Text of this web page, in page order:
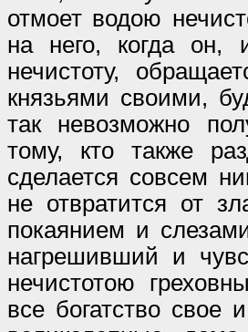
отмоет водою
на него, когда он,
нечистоту,
князьями своими,
так невозможно
тому, кто также
сделается совсем
не отвратится от
покаянием и
нагрешивший и
нечистотою
все богатство свое